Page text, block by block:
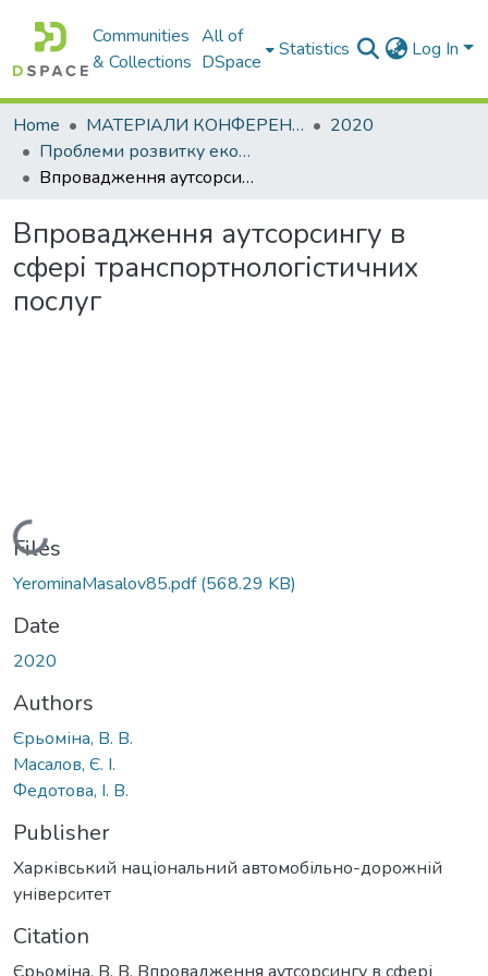
Communities
& Collections
All of
DSpace
Statistics Log In
Home МАТЕРІАЛИ КОНФЕРЕНЦІЙ
2020
Проблеми розвитку економіки підприємства: погляд молоді
Впровадження аутсорсингу в сфері транспортнологістичних послуг
Впровадження аутсорсингу в
сфері транспортнологістичних
послуг
Loading...
Files
YerominaMasalov85.pdf(568.29 KB)
Date
2020
Authors
Єрьоміна, В. В.
Масалов, Є. І.
Федотова, І. В.
Publisher
Харківський національний автомобільно-дорожній
університет
Citation